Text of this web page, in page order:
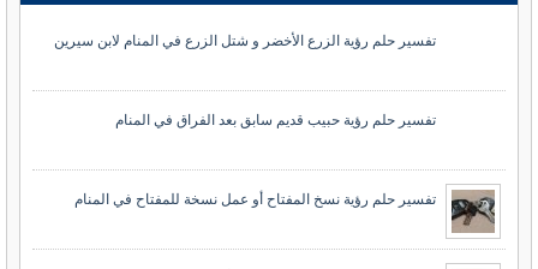
تفسير حلم رؤية الزرع الأخضر و شتل الزرع في المنام لابن سيرين
تفسير حلم رؤية حبيب قديم سابق بعد الفراق في المنام
تفسير حلم رؤية نسخ المفتاح أو عمل نسخة للمفتاح في المنام